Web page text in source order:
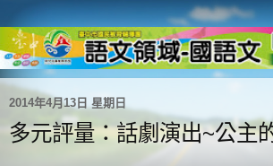
2014年4月13日 星期日
多元評量：話劇演出~公主